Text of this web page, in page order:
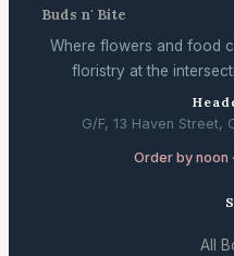
Buds n' Bite
Where flowers and food
floristry at the
G/F, 13 Haven Street,
Order by noon
All